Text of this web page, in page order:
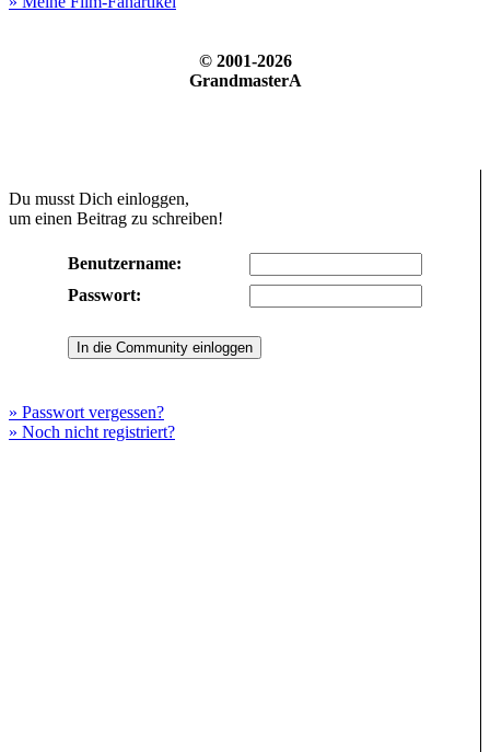
© 2001-2026
GrandmasterA
Du musst Dich einloggen,
um einen Beitrag zu schreiben!
Benutzername:
Passwort:
» Passwort vergessen?
» Noch nicht registriert?